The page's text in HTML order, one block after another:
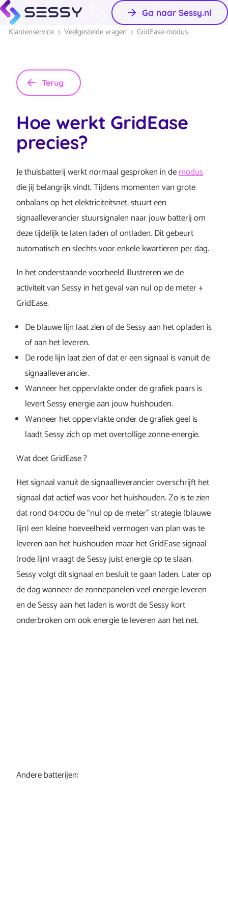
Ga naar Sessy.nl
Klantenservice Veelgestelde vragen GridEase-modus
Terug
Hoe werkt GridEase
precies?
Je thuisbatterij werkt normaal gesproken in demodus
die jij belangrijk vindt. Tijdens momenten van grote
onbalans op het elektriciteitsnet, stuurt een
signaalleverancier stuursignalen naar jouw batterij om
deze tijdelijk te laten laden of ontladen. Dit gebeurt
automatisch en slechts voor enkele kwartieren per dag.
In het onderstaande voorbeeld illustreren we de
activiteit van Sessy in het geval van nul op de meter +
GridEase.
De blauwe lijn laat zien of de Sessy aan het opladen is
of aan het leveren.
De rode lijn laat zien of dat er een signaal is vanuit de
signaalleverancier.
Wanneer het oppervlakte onder de grafiek paars is
levert Sessy energie aan jouw huishouden.
Wanneer het oppervlakte onder de grafiek geel is
laadt Sessy zich op met overtollige zonne-energie.
Wat doet GridEase ?
Het signaal vanuit de signaalleverancier overschrijft het
signaal dat actief was voor het huishouden. Zo is te zien
dat rond 04:00u de “nul op de meter” strategie (blauwe
lijn) een kleine hoeveelheid vermogen van plan was te
leveren aan het huishouden maar het GridEase signaal
(rode lijn) vraagt de Sessy juist energie op te slaan.
Sessy volgt dit signaal en besluit te gaan laden. Later op
de dag wanneer de zonnepanelen veel energie leveren
en de Sessy aan het laden is wordt de Sessy kort
onderbroken om ook energie te leveren aan het net.
Andere batterijen: